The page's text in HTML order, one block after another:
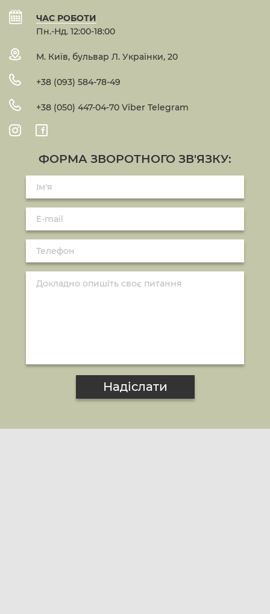
ЧАС РОБОТИ
Пн.-Нд. 12:00-18:00
М. Київ, бульвар Л. Українки, 20
+38 (093) 584-78-49
+38 (050) 447-04-70 Viber Telegram
ФОРМА ЗВОРОТНОГО ЗВ'ЯЗКУ:
Надіслати